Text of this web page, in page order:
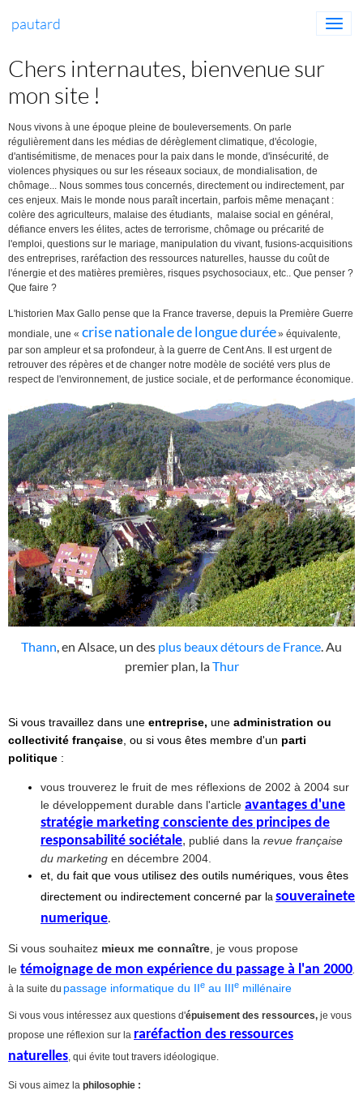
pautard
Chers internautes, bienvenue sur
mon site !
Nous vivons à une époque pleine de bouleversements. On parle
régulièrement dans les médias de dérèglement climatique, d'écologie,
d'antisémitisme, de menaces pour la paix dans le monde, d'insécurité, de
violences physiques ou sur les réseaux sociaux, de mondialisation, de
chômage... Nous sommes tous concernés, directement ou indirectement, par
ces enjeux. Mais le monde nous paraît incertain, parfois même menaçant :
colère des agriculteurs, malaise des étudiants, malaise social en général,
défiance envers les élites, actes de terrorisme, chômage ou précarité de
l'emploi, questions sur le mariage, manipulation du vivant, fusions-acquisitions
des entreprises, raréfaction des ressources naturelles, hausse du coût de
l'énergie et des matières premières, risques psychosociaux, etc.. Que penser ?
Que faire ?
L'historien Max Gallo pense que la France traverse, depuis la Première Guerre
mondiale, une « crise nationale de longue durée» équivalente,
par son ampleur et sa profondeur, à la guerre de Cent Ans. Il est urgent de
retrouver des répères et de changer notre modèle de société vers plus de
respect de l'environnement, de justice sociale, et de performance économique.
Thann, en Alsace, un des plus beaux détours de France. Au
premier plan, laThur
Si vous travaillez dans une entreprise, une administration ou
collectivité française , ou si vous êtes membre d'un parti
politique :
vous trouverez le fruit de mes réflexions de 2002 à 2004 sur
le développement durable dans l'article avantages d'une
stratégie marketing consciente des principes de
responsabilité sociétale, publié dans la revue française
du marketing en décembre 2004.
et, du fait que vous utilisez des outils numériques, vous êtes
directement ou indirectement concerné par la souverainete
numerique.
Si vous souhaitez mieux me connaître je vous propose
le témoignage de mon expérience du passage à l'an 2000
à la suite du passage informatique du IIe au IIIe millénaire
Si vous vous intéressez aux questions d'épuisement des ressources, je vous
propose une réflexion sur la raréfaction des ressources
naturelles, qui évite tout travers idéologique.
Si vous aimez la philosophie :